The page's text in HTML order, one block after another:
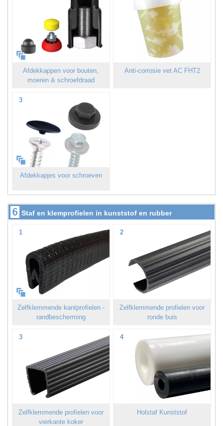
Afdekkappen voor bouten,
moeren & schroefdraad
Anti-corrosie vet AC FHT2
3
Afdekkapjes voor schroeven
6 Staf en klemprofielen in kunststof en rubber
1
Zelfklemmende kantprofielen -
randbescherming
2
Zelfklemmende profielen voor
ronde buis
3
Zelfklemmende profielen voor
vierkante koker
4
Holstaf Kunststof